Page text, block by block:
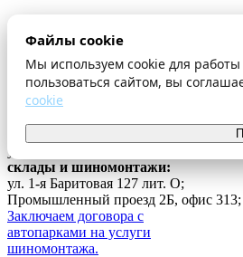
Файлы cookie
Мы используем cookie для
пользоваться сайтом, вы
cookie
Оплата и доставка
Шиномонтаж
Контакты
...
ул. Ферганская 16, офис 209;
склады и шиномонтажи:
ул. 1-я Баритовая 127 лит. О;
Промышленный проезд 2Б, офис 313;
Заключаем договора с
автопарками на услуги
шиномонтажа.